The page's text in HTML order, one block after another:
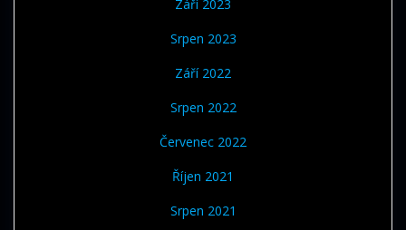
Září 2023
Srpen 2023
Září 2022
Srpen 2022
Červenec 2022
Říjen 2021
Srpen 2021